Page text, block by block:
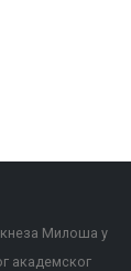
кнеза Милоша у
академског